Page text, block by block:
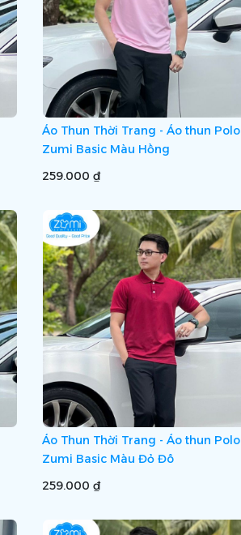
Áo Thun Thời Trang - Áo thun Polo
Zumi Basic Màu Hồng
259.000 ₫
Áo Thun Thời Trang - Áo thun Polo
Zumi Basic Màu Đỏ Đô
259.000 ₫